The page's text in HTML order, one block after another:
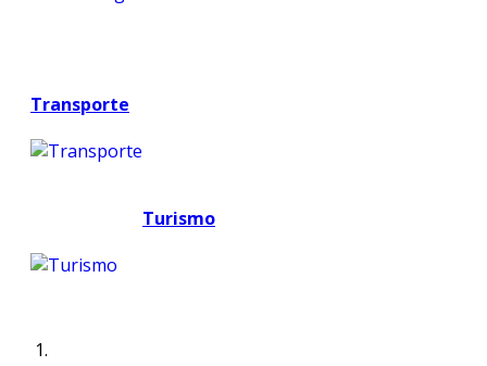
Transporte
Turismo